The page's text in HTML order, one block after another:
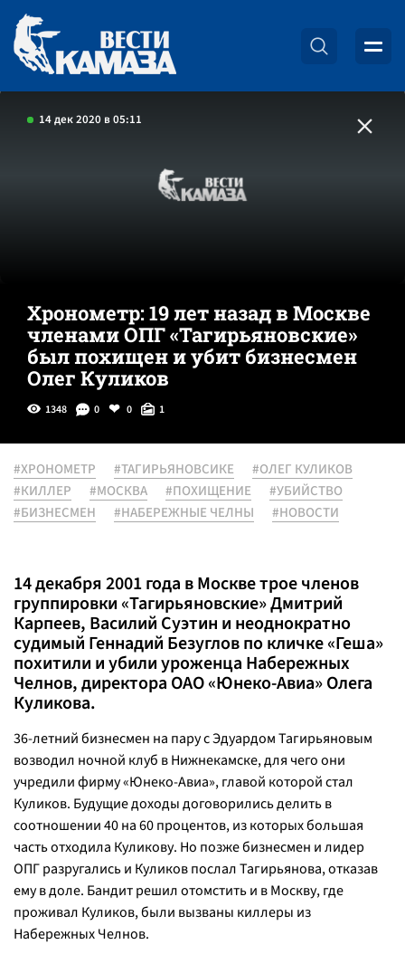
14 дек 2020 в 05:11
Хронометр: 19 лет назад в Москве
членами ОПГ «Тагирьяновские»
был похищен и убит бизнесмен
Олег Куликов
1348 0 0 1
#ХРОНОМЕТР #ТАГИРЬЯНОВСИКЕ
#ОЛЕГ КУЛИКОВ
#КИЛЛЕР
#МОСКВА #ПОХИЩЕНИЕ
#УБИЙСТВО
#БИЗНЕСМЕН
#НАБЕРЕЖНЫЕ ЧЕЛНЫ #НОВОСТИ
14 декабря 2001 года в Москве трое членов
группировки «Тагирьяновские» Дмитрий
Карпеев, Василий Суэтин и неоднократно
судимый Геннадий Безуглов по кличке «Геша»
похитили и убили уроженца Набережных
Челнов, директора ОАО «Юнеко-Авиа» Олега
Куликова.
36-летний бизнесмен на пару с Эдуардом Тагирьяновым
возводил ночной клуб в Нижнекамске, для чего они
учредили фирму «Юнеко-Авиа», главой которой стал
Куликов. Будущие доходы договорились делить в
соотношении 40 на 60 процентов, из которых большая
часть отходила Куликову. Но позже бизнесмен и лидер
ОПГ разругались и Куликов послал Тагирьянова, отказав
ему в доле. Бандит решил отомстить и в Москву, где
проживал Куликов, были вызваны киллеры из
Набережных Челнов.